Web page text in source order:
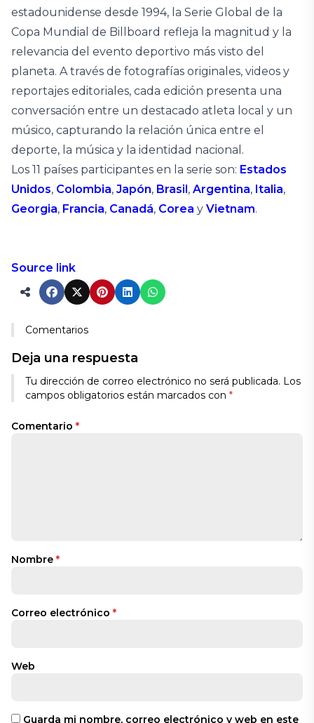
estadounidense desde 1994, la Serie Global de la
Copa Mundial de Billboard refleja la magnitud y la
relevancia del evento deportivo más visto del
planeta. A través de fotografías originales, videos y
reportajes editoriales, cada edición presenta una
conversación entre un destacado atleta local y un
músico, capturando la relación única entre el
deporte, la música y la identidad nacional.
Los 11 países participantes en la serie son: Estados
Unidos, Colombia, Japón, Brasil, Argentina, Italia,
Georgia, Francia, Canadá, Corea y Vietnam.
Source link
Comentarios
Deja una respuesta
Tu dirección de correo electrónico no será publicada. Los
campos obligatorios están marcados con *
Comentario *
Nombre *
Correo electrónico *
Web
Guarda mi nombre, correo electrónico y web en este
Alternative: